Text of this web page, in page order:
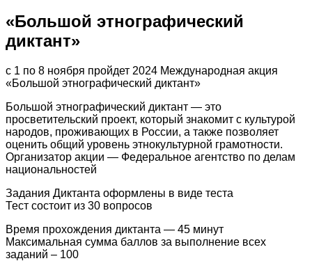
«Большой этнографический
диктант»
с 1 по 8 ноября пройдет 2024 Международная акция
«Большой этнографический диктант»
Большой этнографический диктант — это
просветительский проект, который знакомит с культурой
народов, проживающих в России, а также позволяет
оценить общий уровень этнокультурной грамотности.
Организатор акции — Федеральное агентство по делам
национальностей
Задания Диктанта оформлены в виде теста
Тест состоит из 30 вопросов
Время прохождения диктанта — 45 минут
Максимальная сумма баллов за выполнение всех
заданий – 100